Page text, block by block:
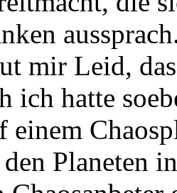
mir Leid,
ich hatte
einem
Planeten